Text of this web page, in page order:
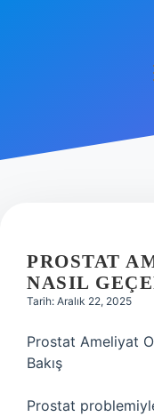
Hakkımızda
PROSTAT
NASIL
Tarih: Aralık 22, 2025
Prostat Ameliyat
Bakış
Prostat